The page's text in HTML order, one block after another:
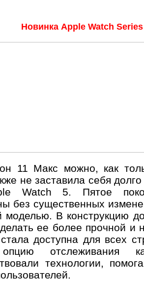
Новинка Apple Watch
11 Макс можно, как
не заставила себя
Watch 5. Пятое
без существенных
моделью. В конструкцию
ее более прочной и
доступна для всех
опцию отслеживания
технологии,